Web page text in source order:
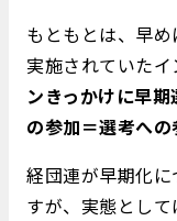
もともとは、早
実施されていた
ンきっかけに早
の参加＝選考へ
経団連が早期化
すが、実態とし